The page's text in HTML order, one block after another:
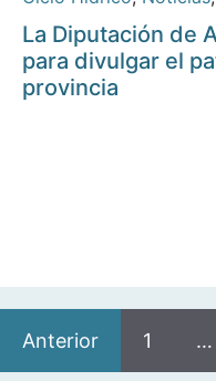
La Diputación de
para divulgar el
provincia
Anterior 1 …